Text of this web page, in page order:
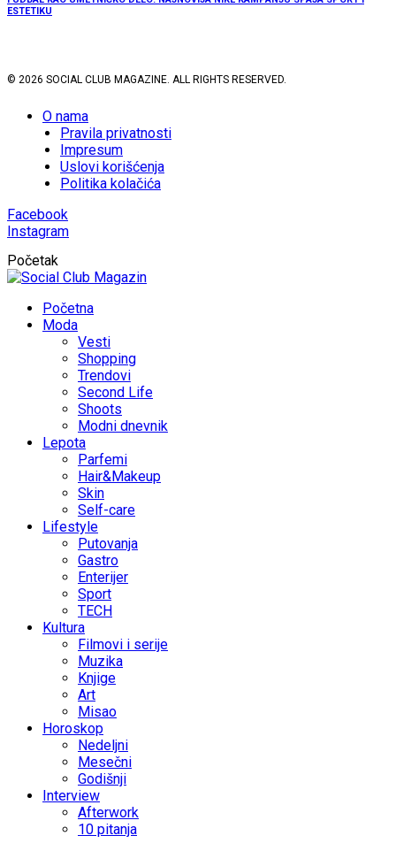
ESTETIKU
© 2026 SOCIAL CLUB MAGAZINE. ALL RIGHTS RESERVED.
O nama
Pravila privatnosti
Impresum
Uslovi korišćenja
Politika kolačića
Facebook
Instagram
Početak
Početna
Moda
Vesti
Shopping
Trendovi
Second Life
Shoots
Modni dnevnik
Lepota
Parfemi
Hair&Makeup
Skin
Self-care
Lifestyle
Putovanja
Gastro
Enterijer
Sport
TECH
Kultura
Filmovi i serije
Muzika
Knjige
Art
Misao
Horoskop
Nedeljni
Mesečni
Godišnji
Interview
Afterwork
10 pitanja